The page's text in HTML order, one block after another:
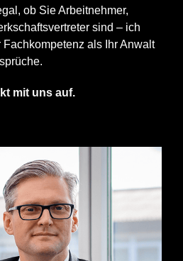
ob Sie Arbeitnehmer,
sind – ich
als Ihr Anwalt
mit uns auf.